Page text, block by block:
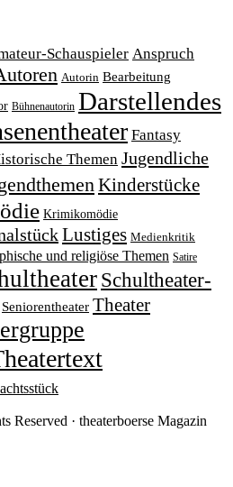
Schauspieler Anspruch
Autorin Bearbeitung
Bühnenautorin Darstellendes
Fantasy
Themen Jugendliche
Kinderstücke
Krimikomödie
Lustiges Medienkritik
und religiöse Themen Satire
Schultheater-
Seniorentheater Theater
· theaterboerse Magazin